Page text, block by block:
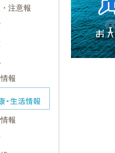
注意報
報
報